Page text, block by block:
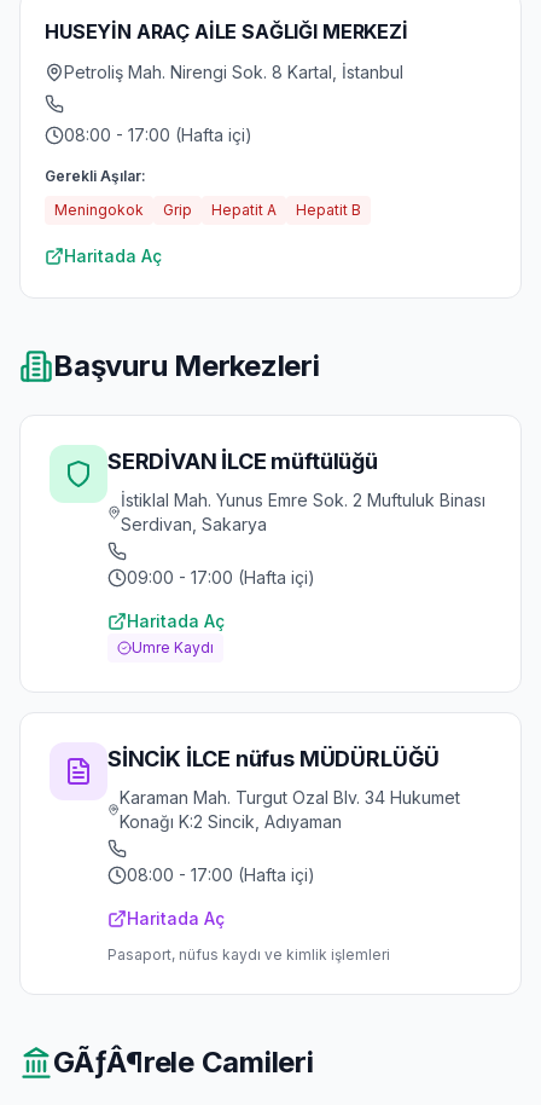
HUSEYİN ARAÇ AİLE SAĞLIĞI MERKEZİ
Petroliş Mah. Nirengi Sok. 8 Kartal, İstanbul
08:00 - 17:00 (Hafta içi)
Gerekli Aşılar:
Meningokok
Grip Hepatit A Hepatit B
Haritada Aç
Başvuru Merkezleri
SERDİVAN İLCE müftülüğü
İstiklal Mah. Yunus Emre Sok. 2 Muftuluk Binası
Serdivan, Sakarya
09:00 - 17:00 (Hafta içi)
Haritada Aç
Umre Kaydı
SİNCİK İLCE nüfus MÜDÜRLÜĞÜ
Karaman Mah. Turgut Ozal Blv. 34 Hukumet
Konağı K:2 Sincik, Adıyaman
08:00 - 17:00 (Hafta içi)
Haritada Aç
Pasaport, nüfus kaydı ve kimlik işlemleri
GÃƒÂ¶releCamileri